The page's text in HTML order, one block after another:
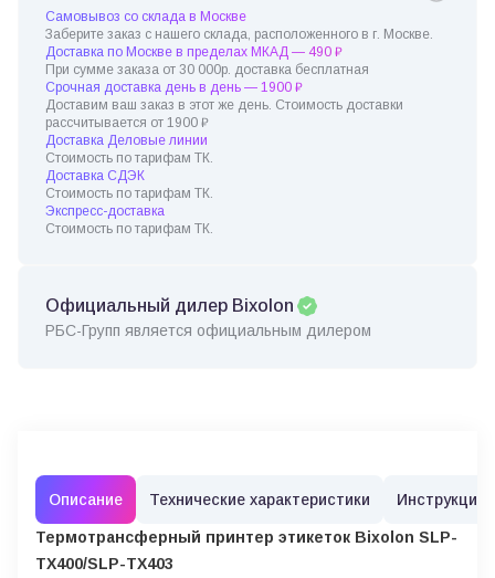
Самовывоз со склада в Москве
Заберите заказ с нашего склада, расположенного в г. Москве.
Доставка по Москве в пределах МКАД — 490 ₽
При сумме заказа от 30 000р. доставка бесплатная
Срочная доставка день в день — 1900 ₽
Доставим ваш заказ в этот же день. Стоимость доставки
рассчитывается от 1900 ₽
Доставка Деловые линии
Стоимость по тарифам ТК.
Доставка СДЭК
Стоимость по тарифам ТК.
Экспресс-доставка
Стоимость по тарифам ТК.
Официальный дилер Bixolon
РБС-Групп является официальным дилером
Описание Технические характеристики Инструкции
Термотрансферный принтер этикеток Bixolon SLP-
TX400/SLP-TX403